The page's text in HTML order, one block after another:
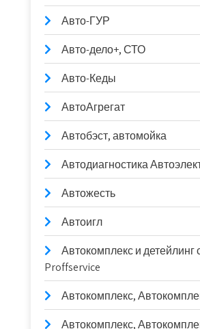
Авто-ГУР
Авто-дело+, СТО
Авто-Кеды
АвтоАгрегат
Автобэст, автомойка
Автодиагностика
Автожесть
Автоигл
Автокомплекс и детейлинг
Proffservice
Автокомплекс,
Автокомплекс,